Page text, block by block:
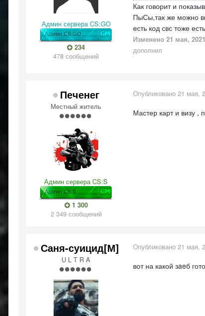
Админ сервера CS:GO
234
478 сообщений
Как говорит и
ПыСы,так же можно
есть код свс тоже есть
Изменено 21 мая, 2021
дополнил
Печенег
Местный житель
Админ сервера CS:S
1 300
2 349 сообщений
Опубликовано 21 мая,
Мастер карт и визу ,
Саня-суицид[М]
U L T R A
Опубликовано 21 мая,
вот на какой зaeб